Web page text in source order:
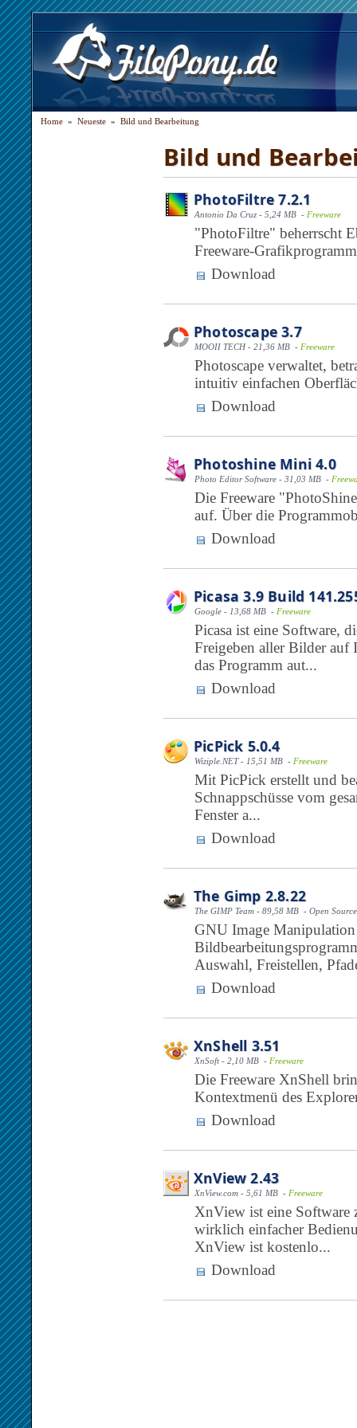
Home » Neueste » Bild und Bearbeitung
Bild und
PhotoFiltre 7.2.1
Antonio Da Cruz - 5,24 MB - Freeware
"PhotoFiltre" beherrscht
Freeware-
Download
Photoscape 3.7
MOOII TECH - 21,36 MB - Freeware
Photoscape verwaltet,
intuitiv einfachen
Download
Photoshine Mini 4.0
Photo Editor Software - 31,03 MB -
Die Freeware
auf. Über die
Download
Picasa 3.9 Build
Google - 13,68 MB - Freeware
Picasa ist eine Software,
Freigeben aller Bilder auf
das Programm aut...
Download
PicPick 5.0.4
Wiziple.NET - 15,51 MB - Freeware
Mit PicPick erstellt und
Schnappschüsse vom
Fenster a...
Download
The Gimp 2.8.22
The GIMP Team - 89,58 MB - Open Source
GNU Image
Auswahl, Freistellen,
Download
XnShell 3.51
XnSoft - 2,10 MB - Freeware
Die Freeware XnShell
Kontextmenü des
Download
XnView 2.43
XnView.com - 5,61 MB - Freeware
XnView ist eine Software
wirklich einfacher
XnView ist kostenlo...
Download